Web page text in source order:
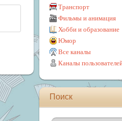
Транспорт
Фильмы и анимация
Хобби и образование
Юмор
Все каналы
Каналы
Поиск